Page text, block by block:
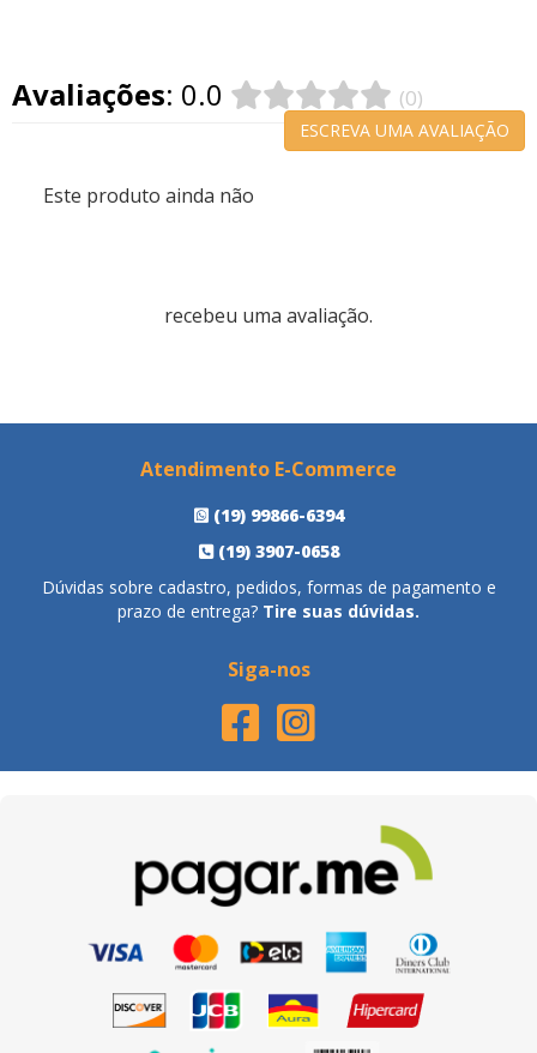
Avaliações: 0.0 (0)
ESCREVA UMA AVALIAÇÃO
Este produto ainda não
recebeu uma avaliação.
Atendimento E-Commerce
(19) 99866-6394
(19) 3907-0658
Dúvidas sobre cadastro, pedidos, formas de pagamento e
prazo de entrega? Tire suas dúvidas.
Siga-nos